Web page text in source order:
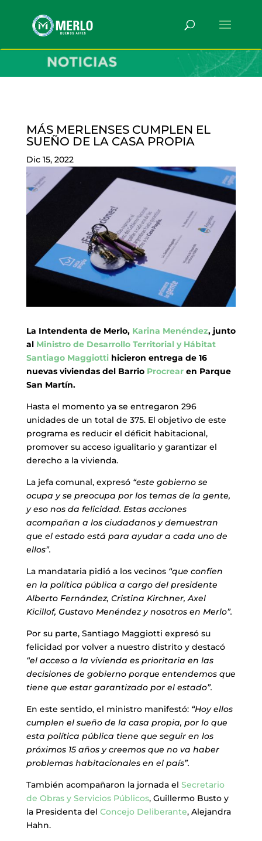
MÁS MERLENSES CUMPLEN EL
SUEÑO DE LA CASA PROPIA
Dic 15, 2022
La Intendenta de Merlo, Karina Menéndez, junto
al Ministro de Desarrollo Territorial y Hábitat
Santiago Maggiottihicieron entrega de 16
nuevas viviendas del BarrioProcrearen Parque
San Martín.
Hasta el momento ya se entregaron 296
unidades de un total de 375. El objetivo de este
programa es reducir el déficit habitacional,
promover su acceso igualitario y garantizar el
derecho a la vivienda.
La jefa comunal, expresó “este gobierno se
ocupa y se preocupa por los temas de la gente,
y eso nos da felicidad. Estas acciones
acompañan a los ciudadanos y demuestran
que el estado está para ayudar a cada uno de
ellos”.
La mandataria pidió a los vecinos “que confíen
en la política pública a cargo del presidente
Alberto Fernández, Cristina Kirchner, Axel
Kicillof, Gustavo Menéndez y nosotros en Merlo”.
Por su parte, Santiago Maggiotti expresó su
felicidad por volver a nuestro distrito y destacó
“el acceso a la vivienda es prioritaria en las
decisiones de gobierno porque entendemos que
tiene que estar garantizado por el estado”.
En este sentido, el ministro manifestó:“Hoy ellos
cumplen el sueño de la casa propia, por lo que
esta política pública tiene que seguir en los
próximos 15 años y creemos que no va haber
problemas habitacionales en el país”.
También acompañaron la jornada el Secretario
de Obras y Servicios Públicos, Guillermo Busto y
la Presidenta del Concejo Deliberante, Alejandra
Hahn.